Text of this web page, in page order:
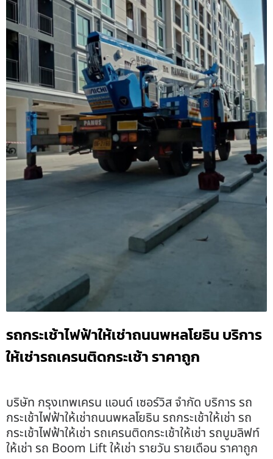
รถกระเช้าไฟฟ้าให้เช่าถนนพหลโยธิน บริการ
ให้เช่ารถเครนติดกระเช้า ราคาถูก
บริษัท กรุงเทพเครน แอนด์ เซอร์วิส จำกัด บริการ รถ
กระเช้าไฟฟ้าให้เช่าถนนพหลโยธิน รถกระเช้าให้เช่า รถ
กระเช้าไฟฟ้าให้เช่า รถเครนติดกระเช้าให้เช่า รถบูมลิฟท์
ให้เช่า รถ Boom Lift ให้เช่า รายวัน รายเดือน ราคาถูก